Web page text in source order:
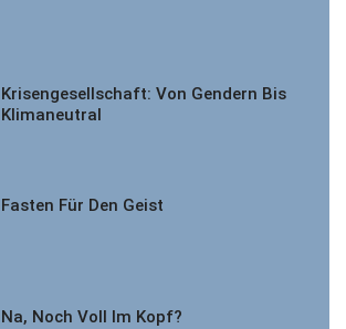
Krisengesellschaft: Von Gendern Bis
Klimaneutral
Fasten Für Den Geist
Na, Noch Voll Im Kopf?